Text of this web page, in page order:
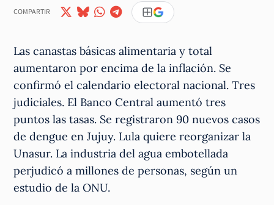
COMPARTIR
Las canastas básicas alimentaria y total
aumentaron por encima de la inflación. Se
confirmó el calendario electoral nacional. Tres
judiciales. El Banco Central aumentó tres
puntos las tasas. Se registraron 90 nuevos casos
de dengue en Jujuy. Lula quiere reorganizar la
Unasur. La industria del agua embotellada
perjudicó a millones de personas, según un
estudio de la ONU.